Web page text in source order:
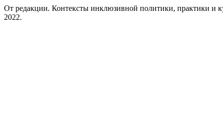
От редакции. Контексты инклюзивной политики, практики и
2022.